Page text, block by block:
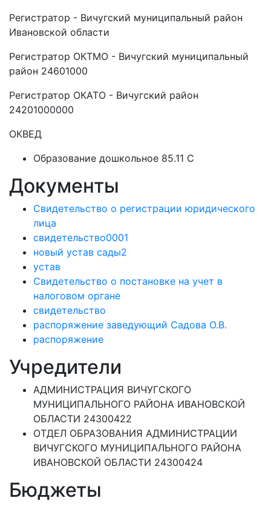
Регистратор - Вичугский муниципальный район
Ивановской области
Регистратор ОКТМО - Вичугский муниципальный
район 24601000
Регистратор ОКАТО - Вичугский район
24201000000
ОКВЕД
Образование дошкольное 85.11 C
Документы
Свидетельство о регистрации юридического
лица
свидетельство0001
новый устав сады2
устав
Свидетельство о постановке на учет в
налоговом органе
свидетельство
распоряжение заведующий Садова О.В.
распоряжение
Учредители
АДМИНИСТРАЦИЯ ВИЧУГСКОГО
МУНИЦИПАЛЬНОГО РАЙОНА ИВАНОВСКОЙ
ОБЛАСТИ 24300422
ОТДЕЛ ОБРАЗОВАНИЯ АДМИНИСТРАЦИИ
ВИЧУГСКОГО МУНИЦИПАЛЬНОГО РАЙОНА
ИВАНОВСКОЙ ОБЛАСТИ 24300424
Бюджеты